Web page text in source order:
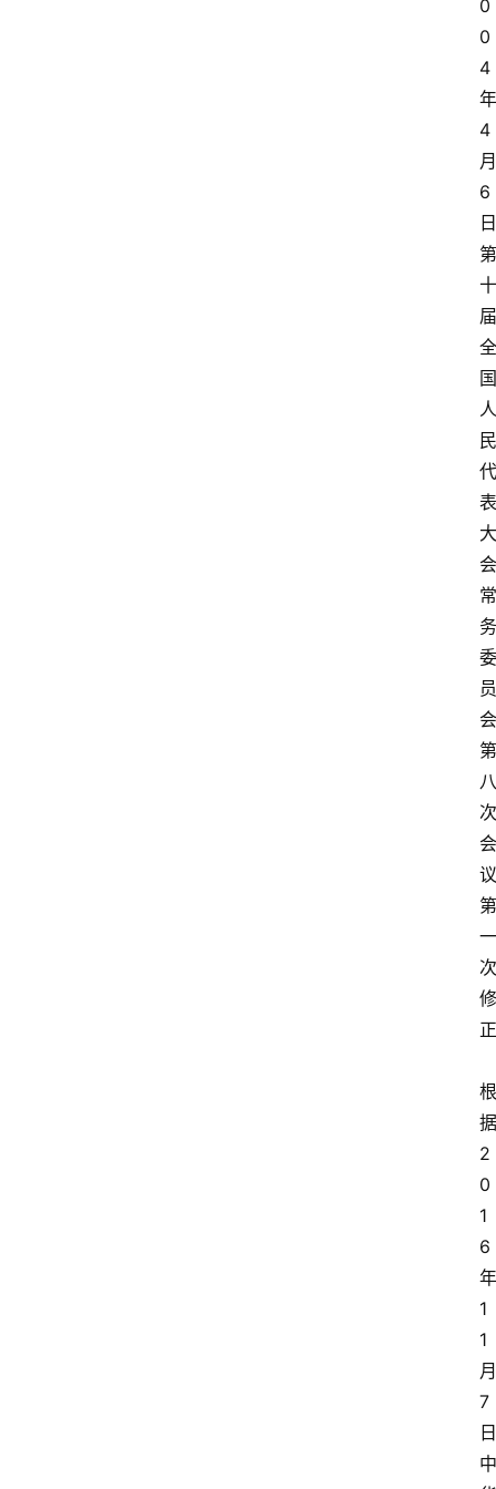
0
0
4
年
4
月
6
日
第
十
届
全
国
人
民
代
表
大
会
常
务
委
员
会
第
八
次
会
议
第
一
次
修
正
根
据
2
0
1
6
年
1
1
月
7
日
中